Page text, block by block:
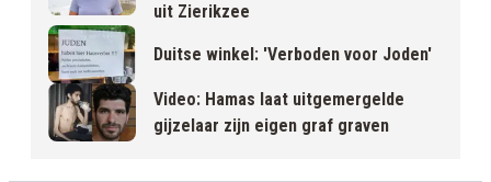
uit Zierikzee
Duitse winkel: 'Verboden voor Joden'
Video: Hamas laat uitgemergelde
gijzelaar zijn eigen graf graven